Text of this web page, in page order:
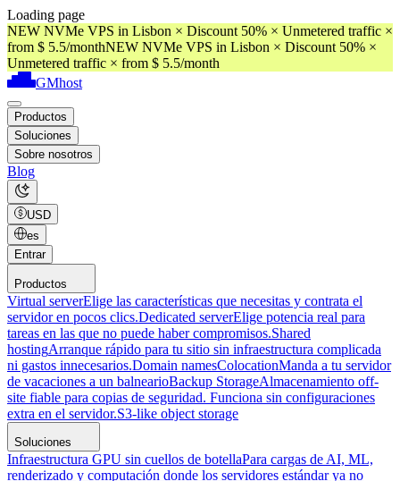
Loading page
NEW NVMe VPS in Lisbon × Discount 50% × Unmetered traffic ×
from $ 5.5/monthNEW NVMe VPS in Lisbon × Discount 50% ×
Unmetered traffic × from $ 5.5/month
GMhost
Productos
Soluciones
Sobre nosotros
Blog
USD
es
Entrar
Productos
Virtual serverElige las características que necesitas y contrata el
servidor en pocos clics.Dedicated serverElige potencia real para
tareas en las que no puede haber compromisos.Shared
hostingArranque rápido para tu sitio sin infraestructura complicada
ni gastos innecesarios.Domain namesColocationManda a tu servidor
de vacaciones a un balnearioBackup StorageAlmacenamiento off-
site fiable para copias de seguridad. Funciona sin configuraciones
extra en el servidor.S3-like object storage
Soluciones
Infraestructura GPU sin cuellos de botellaPara cargas de AI, ML,
renderizado y computación donde los servidores estándar ya no